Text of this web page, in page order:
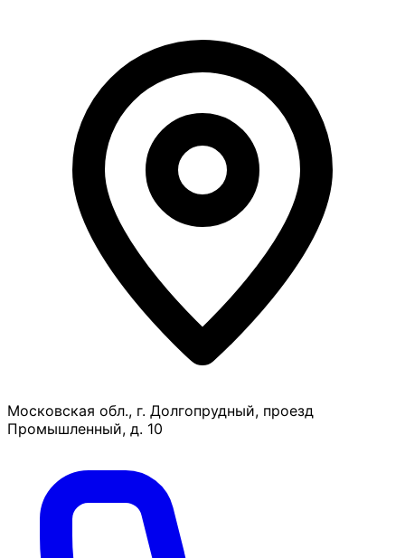
Московская обл., г. Долгопрудный, проезд
Промышленный, д. 10